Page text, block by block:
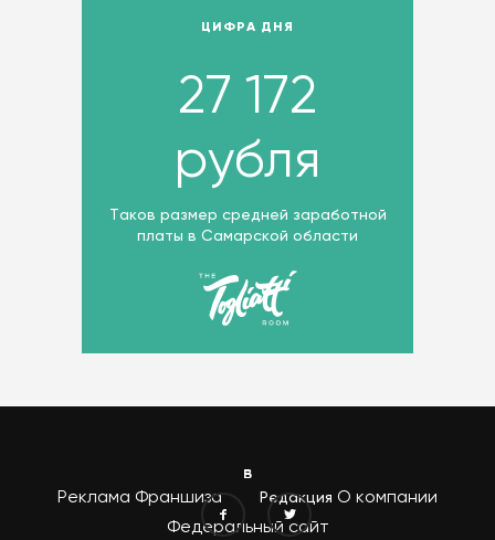
ЦИФРА ДНЯ
27 172
рубля
Таков размер средней заработной
платы в Самарской области
Реклама Франшиза Редакция О компании
Федеральный сайт